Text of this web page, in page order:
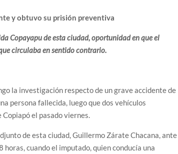
y obtuvo su prisión preventiva
Copayapu de esta ciudad, oportunidad en que el
circulaba en sentido contrario.
la investigación respecto de un grave accidente de
persona fallecida, luego que dos vehículos
el pasado viernes.
de esta ciudad, Guillermo Zárate Chacana,
cuando el imputado, quien conducía una